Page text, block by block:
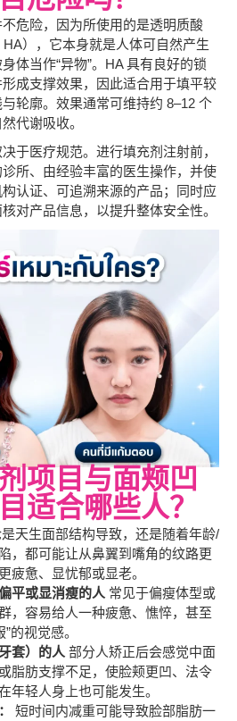
危险，因为所使用的是透明质酸
HA），它本身就是人体可自然产生
体当作“异物”。HA 具有良好的锁
成支撑效果，因此适合用于填平较
轮廓。效果通常可维持约 8–12 个
代谢吸收。
于医疗规范。进行填充剂注射前，
所、由经验丰富的医生操作，并使
认证、可追溯来源的产品；同时应
对产品信息，以提升整体安全性。
项目与面颊凹
适合哪些人？
天生面部结构导致，还是随着年龄/
，都可能让从鼻翼到嘴角的纹路更
疲惫、显忧郁或显老。
平或显消瘦的人 常见于偏瘦体型或
，容易给人一种疲惫、憔悴，甚至
的视觉感。
套）的人 部分人矫正后会感觉中面
脂肪支撑不足，使脸颊更凹、法令
年轻人身上也可能发生。
短时间内减重可能导致脸部脂肪一